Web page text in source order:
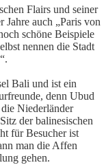
Flairs und seiner
auch „Paris von
schöne Beispiele
nennen die Stadt
Bali und ist ein
denn Ubud
Niederländer
der balinesischen
für Besucher ist
man die Affen
gehen.